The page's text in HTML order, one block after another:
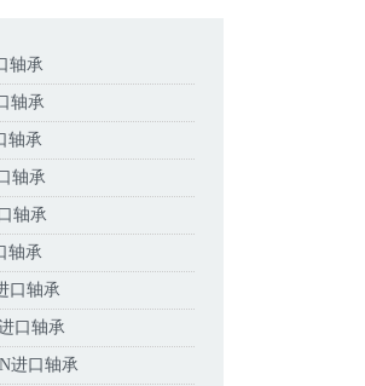
轴承
轴承
轴承
轴承
轴承
轴承
口轴承
口轴承
进口轴承